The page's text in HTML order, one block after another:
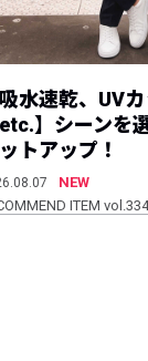
吸水速乾、UV
】シーンを
トアップ！
NEW
ITEM vol.334